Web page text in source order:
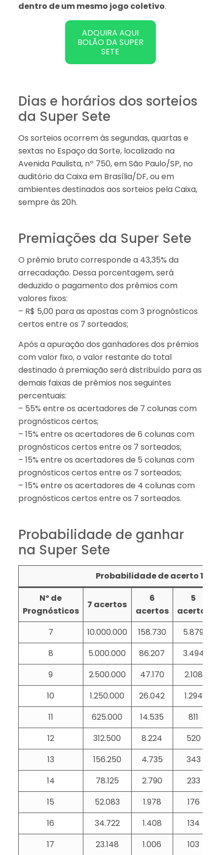
dentro de um mesmo jogo coletivo.
ADQUIRA AQUI
BOLÃO DA SUPER
SETE
Dias e horários dos sorteios
da Super Sete
Os sorteios ocorrem às segundas, quartas e
sextas no Espaço da Sorte, localizado na
Avenida Paulista, nº 750, em São Paulo/SP, no
auditório da Caixa em Brasília/DF, ou em
ambientes destinados aos sorteios pela Caixa,
sempre às 20h.
Premiações da Super Sete
O prêmio bruto corresponde a 43,35% da
arrecadação. Dessa porcentagem, será
deduzido o pagamento dos prêmios com
valores fixos:
– R$ 5,00 para as apostas com 3 prognósticos
certos entre os 7 sorteados;
Após a apuração dos ganhadores dos prêmios
com valor fixo, o valor restante do total
destinado à premiação será distribuído para as
demais faixas de prêmios nos seguintes
percentuais:
– 55% entre os acertadores de 7 colunas com
prognósticos certos;
– 15% entre os acertadores de 6 colunas com
prognósticos certos entre os 7 sorteados;
– 15% entre os acertadores de 5 colunas com
prognósticos certos entre os 7 sorteados;
– 15% entre os acertadores de 4 colunas com
prognósticos certos entre os 7 sorteados.
Probabilidade de ganhar
na Super Sete
Probabilidade de acerto 1: em
Nº de
Prognósticos
7 acertos
6
acertos
5
acertos
7
10.000.000 158.730
5.879
8
5.000.000 86.207
3.494
9
2.500.000 47.170
2.108
10
1.250.000 26.042
1.294
11
625.000 14.535
811
12
312.500 8.224
520
13
156.250 4.735
343
14
78.125 2.790
233
15
52.083 1.978
176
16
34.722 1.408
134
17
23.148 1.006
103